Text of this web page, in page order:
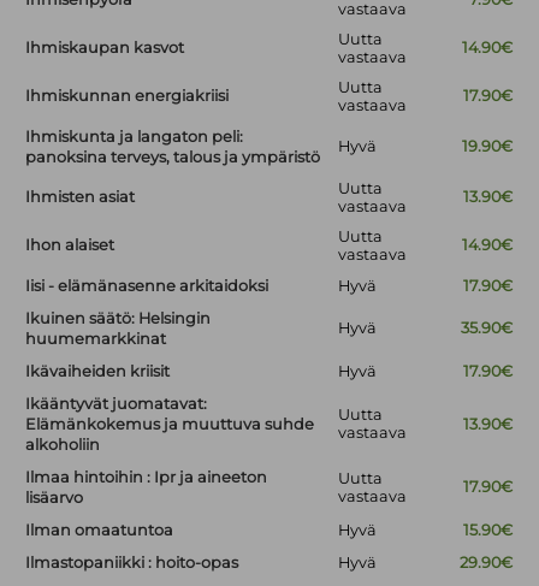
vastaava
Ihmiskaupan kasvot
Uutta
vastaava
14.90€
Ihmiskunnan energiakriisi
Uutta
vastaava
17.90€
Ihmiskunta ja langaton peli:
panoksina terveys, talous ja ympäristö
Hyvä 19.90€
Ihmisten asiat
Uutta
vastaava
13.90€
Ihon alaiset
Uutta
vastaava
14.90€
Iisi - elämänasenne arkitaidoksi Hyvä
17.90€
Ikuinen säätö: Helsingin
huumemarkkinat
Hyvä 35.90€
Ikävaiheiden kriisit Hyvä
17.90€
Ikääntyvät juomatavat:
Elämänkokemus ja muuttuva suhde
alkoholiin
Uutta
vastaava
13.90€
Ilmaa hintoihin : Ipr ja aineeton
lisäarvo
Uutta
vastaava
17.90€
Ilman omaatuntoa Hyvä
15.90€
Ilmastopaniikki : hoito-opas
Hyvä 29.90€